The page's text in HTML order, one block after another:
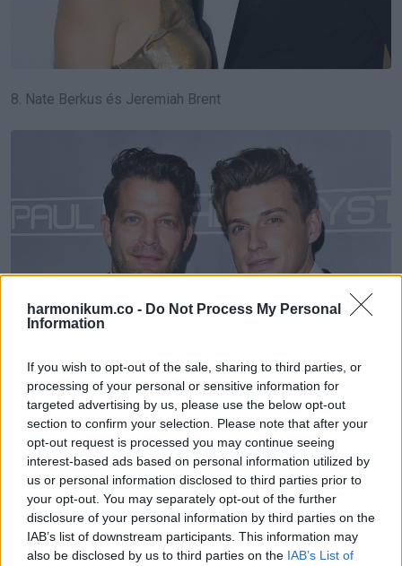
harmonikum.co - Do Not Process My Personal
Information
If you wish to opt-out of the sale, sharing to third parties, or
processing of your personal or sensitive information for
targeted advertising by us, please use the below opt-out
section to confirm your selection. Please note that after your
opt-out request is processed you may continue seeing
interest-based ads based on personal information utilized by
us or personal information disclosed to third parties prior to
your opt-out. You may separately opt-out of the further
disclosure of your personal information by third parties on the
IAB’s list of downstream participants. This information may
also be disclosed by us to third parties on the IAB’s List of
8. Nate Berkus és Jeremiah Brent
9. Rande Gerber és Cindy Crawford